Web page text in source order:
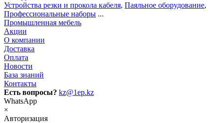
Устройства резки и прокола кабеля, Паяльное оборудование,
Профессиональные наборы ...
Промышленная мебель
Акции
О компании
Доставка
Оплата
Новости
База знаний
Контакты
Есть вопросы? kz@1ep.kz
WhatsApp
×
Авторизация